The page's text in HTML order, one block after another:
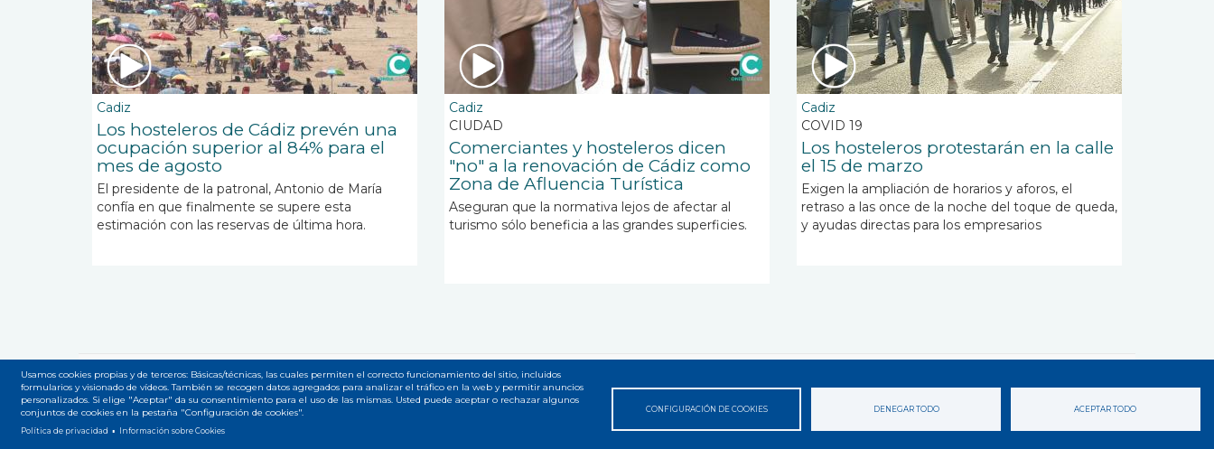
Cadiz
Los hosteleros de Cádiz prevén una
ocupación superior al 84% para el
mes de agosto
El presidente de la patronal, Antonio de María
confía en que finalmente se supere esta
estimación con las reservas de última hora.
Cadiz
CIUDAD
Comerciantes y hosteleros dicen
"no" a la renovación de Cádiz como
Zona de Afluencia Turística
Aseguran que la normativa lejos de afectar al
turismo sólo beneficia a las grandes superficies.
Cadiz
COVID 19
Los hosteleros protestarán en la calle
el 15 de marzo
Exigen la ampliación de horarios y aforos, el
retraso a las once de la noche del toque de queda,
y ayudas directas para los empresarios
Menú
del
Accesibilidad Privacidad Legal Cookies Mapa web
Usamos cookies propias y de terceros: Básicas/técnicas, las cuales permiten el correcto funcionamiento del sitio, incluidos
formularios y visionado de vídeos. También se recogen datos agregados para analizar el tráfico en la web y permitir anuncios
personalizados. Si elige "Aceptar" da su consentimiento para el uso de las mismas. Usted puede aceptar o rechazar algunos
conjuntos de cookies en la pestaña "Configuración de cookies".
Política de privacidad Información sobre Cookies
CONFIGURACIÓN DE COOKIES DENEGAR TODO ACEPTAR TODO